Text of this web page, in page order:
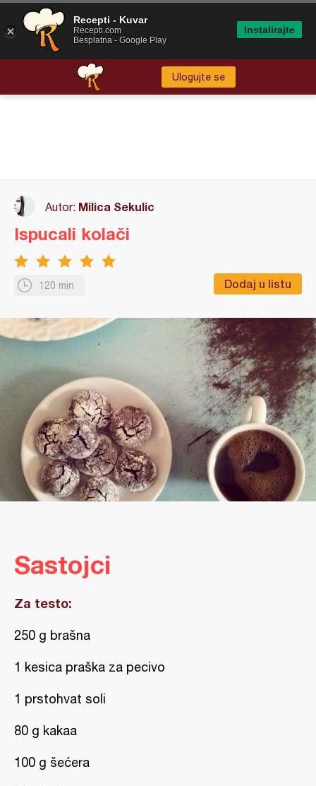
Ulogujte se
Autor: Milica Sekulic
120 min Dodaj u listu
Ispucali kolači
Sastojci
Za testo:
250 g brašna
1 kesica praška za pecivo
1 prstohvat soli
80 g kakaa
100 g šećera
Recepti - Kuvar
Recepti.com
Besplatna - Google Play
Instalirajte